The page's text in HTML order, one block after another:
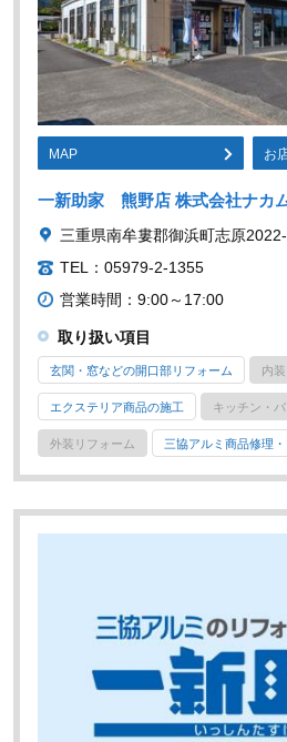
MAP お
一新助家 熊野店 株式会社ナカ
三重県南牟婁郡御浜町志原
TEL：05979-2-1355
営業時間：9:00～17:00
取り扱い項目
玄関・窓などの開口部リフォーム 内
エクステリア商品の施工 キッチン・
外装リフォーム 三協アルミ商品修理